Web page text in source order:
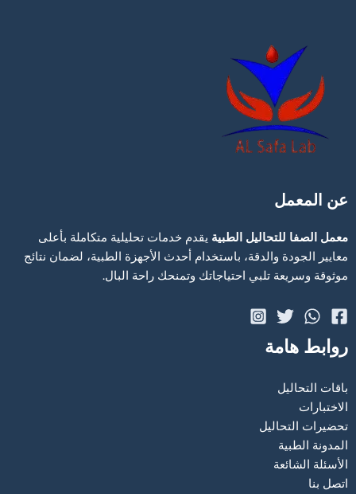
عن المعمل
معمل الصفا للتحاليل الطبية يقدم خدمات تحليلية متكاملة بأعلى
معايير الجودة والدقة، باستخدام أحدث الأجهزة الطبية، لضمان نتائج
موثوقة وسريعة تلبي احتياجاتك وتمنحك راحة البال.
روابط هامة
باقات التحاليل
الاختبارات
تحضيرات التحاليل
المدونة الطبية
الأسئلة الشائعة
اتصل بنا